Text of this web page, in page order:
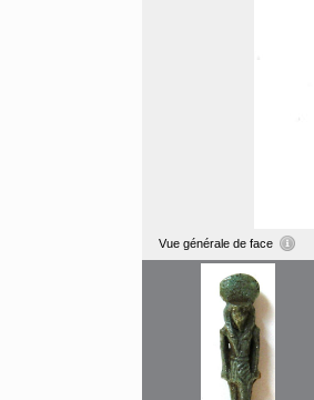
Vue générale de face